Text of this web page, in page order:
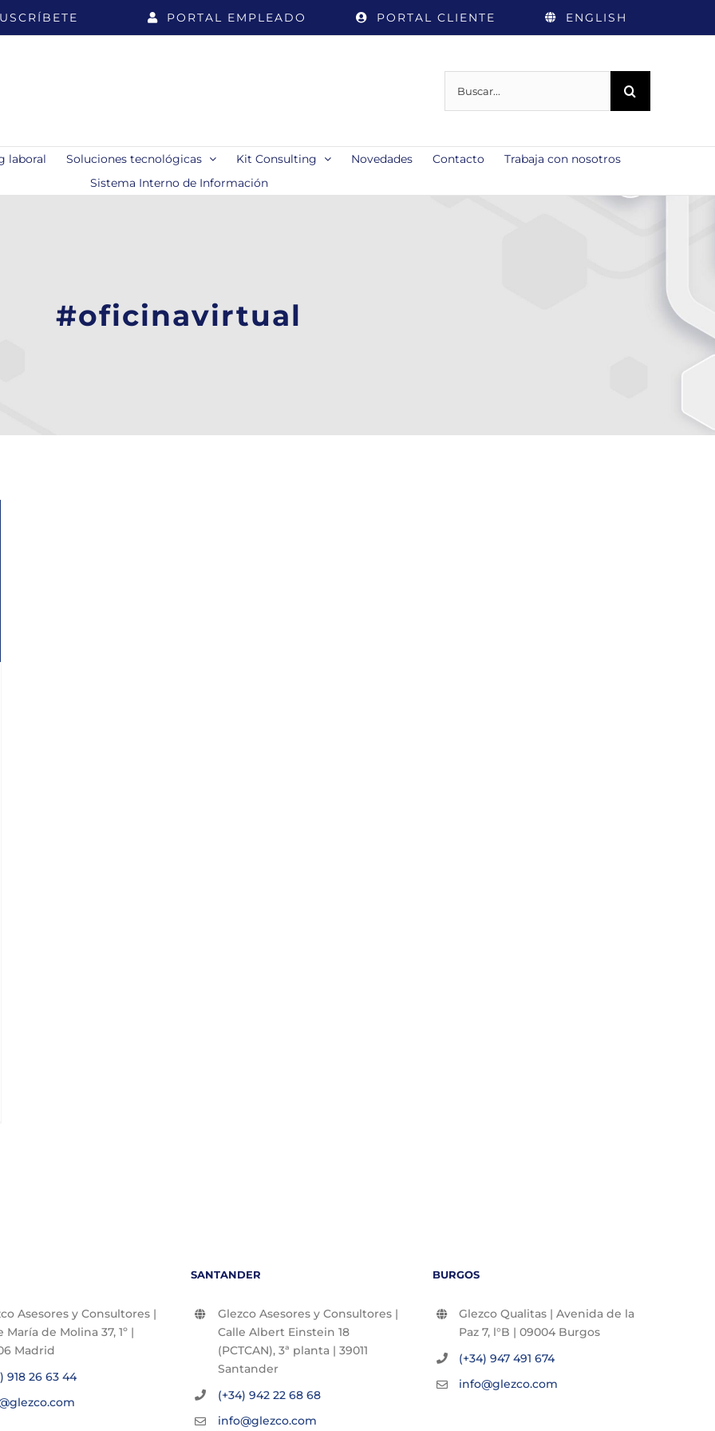
PORTAL EMPLEADO PORTAL CLIENTE ENGLISH
laboral Soluciones tecnológicas Kit Consulting Novedades Contacto
Trabaja con nosotros
Sistema Interno de Información
#oficinavirtual
Asesores y Consultores |
María de Molina 37, 1º |
Madrid
918 26 63 44
SANTANDER
Glezco Asesores y Consultores |
Calle Albert Einstein 18
(PCTCAN), 3ª planta | 39011
Santander
(+34) 942 22 68 68
info@glezco.com
BURGOS
Glezco Qualitas | Avenida de la
Paz 7, l°B | 09004 Burgos
(+34) 947 491 674
info@glezco.com